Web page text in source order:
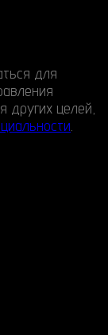
для
других целей,